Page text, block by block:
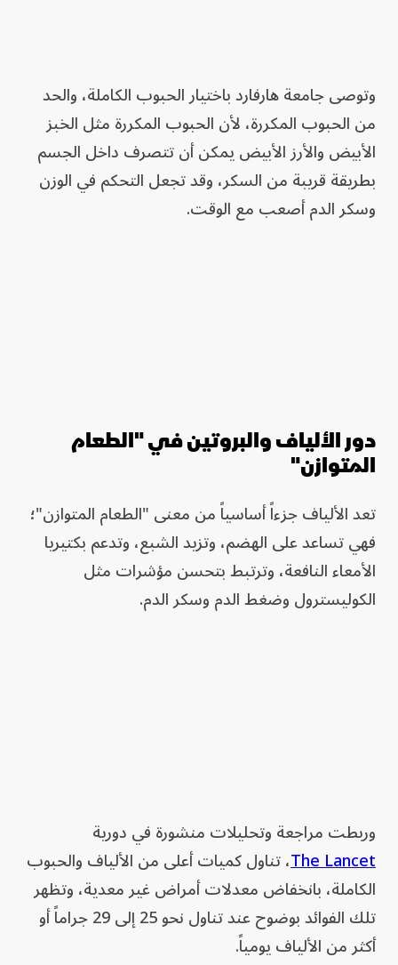
وتوصى جامعة هارفارد باختيار الحبوب الكاملة، والحد
من الحبوب المكررة، لأن الحبوب المكررة مثل الخبز
الأبيض والأرز الأبيض يمكن أن تتصرف داخل الجسم
بطريقة قريبة من السكر، وقد تجعل التحكم في الوزن
وسكر الدم أصعب مع الوقت.
دور الألياف والبروتين في "الطعام
المتوازن"
تعد الألياف جزءاً أساسياً من معنى "الطعام المتوازن"؛
فهي تساعد على الهضم، وتزيد الشبع، وتدعم بكتيريا
الأمعاء النافعة، وترتبط بتحسن مؤشرات مثل
الكوليسترول وضغط الدم وسكر الدم.
وربطت مراجعة وتحليلات منشورة في دورية
The Lancet، تناول كميات أعلى من الألياف والحبوب
الكاملة، بانخفاض معدلات أمراض غير معدية، وتظهر
تلك الفوائد بوضوح عند تناول نحو 25 إلى 29 جراماً أو
أكثر من الألياف يومياً.